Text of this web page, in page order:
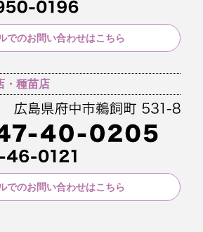
でのお問い合わせはこちら
・種苗店
でのお問い合わせはこちら